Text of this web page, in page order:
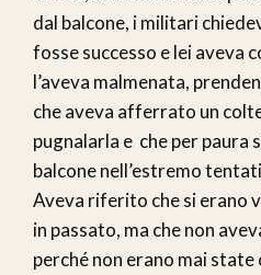
dal balcone, i militari
fosse successo e lei aveva
l’aveva malmenata,
che aveva afferrato un
pugnalarla e che per paura
balcone nell’estremo
Aveva riferito che si erano
in passato, ma che non
perché non erano mai